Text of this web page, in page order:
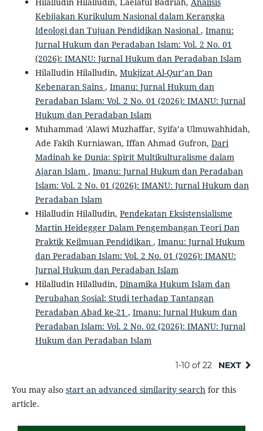
Kebijakan Kurikulum Nasional dalam Kerangka
Ideologi dan Tujuan Pendidikan Nasional , Imanu:
Jurnal Hukum dan Peradaban Islam: Vol. 2 No. 01
(2026): IMANU: Jurnal Hukum dan Peradaban Islam
Hilalludin Hilalludin, Mukjizat Al-Qur’an Dan
Kebenaran Sains , Imanu: Jurnal Hukum dan
Peradaban Islam: Vol. 2 No. 01 (2026): IMANU: Jurnal
Hukum dan Peradaban Islam
Muhammad 'Alawi Muzhaffar, Syifa’a Ulmuwahhidah,
Ade Fakih Kurniawan, Iffan Ahmad Gufron, Dari
Madinah ke Dunia: Spirit Multikulturalisme dalam
Ajaran Islam , Imanu: Jurnal Hukum dan Peradaban
Islam: Vol. 2 No. 01 (2026): IMANU: Jurnal Hukum dan
Peradaban Islam
Hilalludin Hilalludin, Pendekatan Eksistensialisme
Martin Heidegger Dalam Pengembangan Teori Dan
Praktik Keilmuan Pendidikan , Imanu: Jurnal Hukum
dan Peradaban Islam: Vol. 2 No. 01 (2026): IMANU:
Jurnal Hukum dan Peradaban Islam
Hilalludin Hilalludin, Dinamika Hukum Islam dan
Perubahan Sosial: Studi terhadap Tantangan
Peradaban Abad ke-21 , Imanu: Jurnal Hukum dan
Peradaban Islam: Vol. 2 No. 02 (2026): IMANU: Jurnal
Hukum dan Peradaban Islam
1-10 of 22 NEXT
You may also start an advanced similarity searchfor this
article.